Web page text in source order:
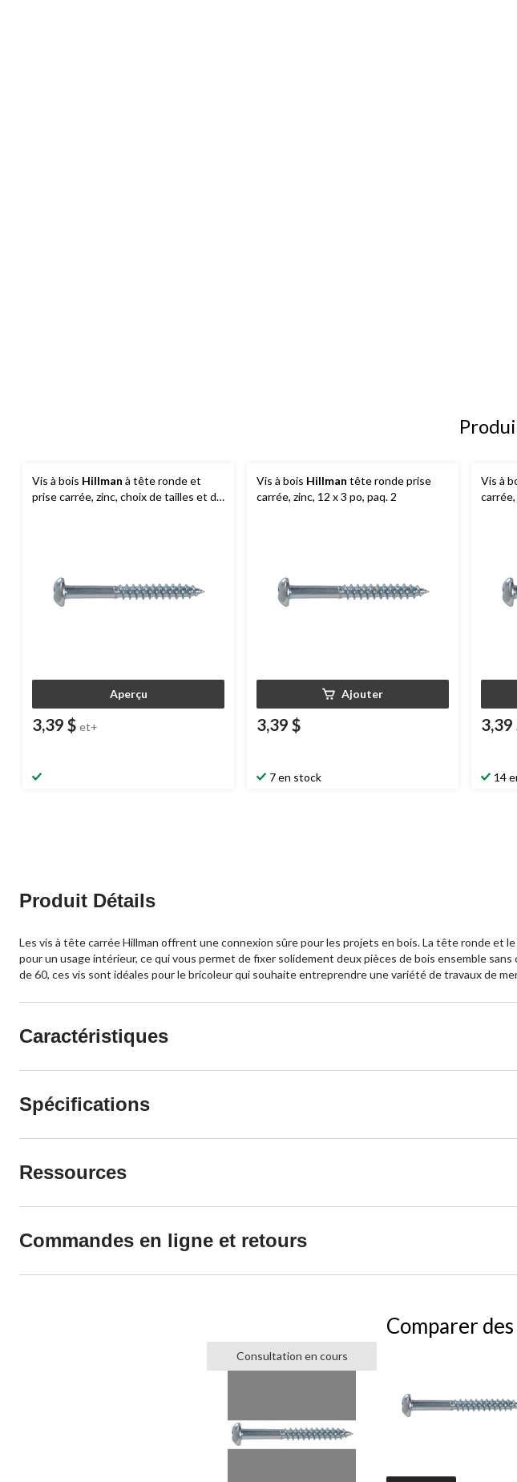
Vis à bois Hillman à tête ronde et
prise carrée, zinc, choix de tailles et de
Aperçu
3,39 $ et+
Vis à bois Hillman tête ronde prise
carrée, zinc, 12 x 3 po, paq. 2
Ajouter
3,39 $
7 en stock
Vis à
carrée,
3,39
14
Produit Détails
Les vis à tête carrée Hillman offrent une connexion sûre pour les projets en bois. La tête ronde et
pour un usage intérieur, ce qui vous permet de fixer solidement deux pièces de bois ensemble
de 60, ces vis sont idéales pour le bricoleur qui souhaite entreprendre une variété de travaux de
Caractéristiques
Spécifications
Ressources
Commandes en ligne et retours
Comparer
Consultation en cours